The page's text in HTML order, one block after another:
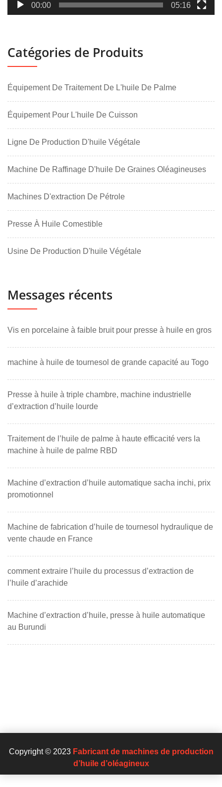
00:00 05:16
Catégories de Produits
Équipement De Traitement De L'huile De Palme
Équipement Pour L'huile De Cuisson
Ligne De Production D'huile Végétale
Machine De Raffinage D'huile De Graines Oléagineuses
Machines D'extraction De Pétrole
Presse À Huile Comestible
Usine De Production D'huile Végétale
Messages récents
Vis en porcelaine à faible bruit pour presse à huile en gros
machine à huile de tournesol de grande capacité au Togo
Presse à huile à triple chambre, machine industrielle
d’extraction d’huile lourde
Traitement de l’huile de palme à haute efficacité vers la
machine à huile de palme RBD
Machine d’extraction d’huile automatique sacha inchi, prix
promotionnel
Machine de fabrication d’huile de tournesol hydraulique de
vente chaude en France
comment extraire l’huile du processus d’extraction de
l’huile d’arachide
Machine d’extraction d’huile, presse à huile automatique
au Burundi
Copyright © 2023 Fabricant de machines de production
d’huile d’oléagineux